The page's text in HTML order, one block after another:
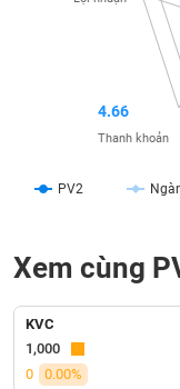
PV2
4.66
Thanh khoản
Xem cùng
KVC
1,000
0
0.00%
CHÍNH
NGHỆ
THÔNG
TIN